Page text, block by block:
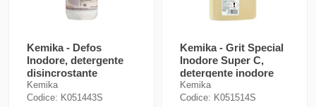
Kemika - Defos
Inodore, detergente
disincrostante
multiuso (flacone da 1
kg)
Kemika
Codice: K051443S
Kemika - Grit Special
Inodore Super C,
detergente inodore
per cucine (flacone da
1 kg)
Kemika
Codice: K051514S